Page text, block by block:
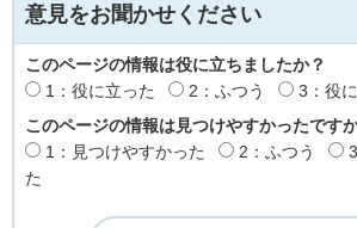
意見をお聞かせください
このページの情報は役に立ちましたか？
1：役に立った
2：ふつう
3：役
このページの情報は見つけやすかったです
1：見つけやすかった
2：ふつう
た